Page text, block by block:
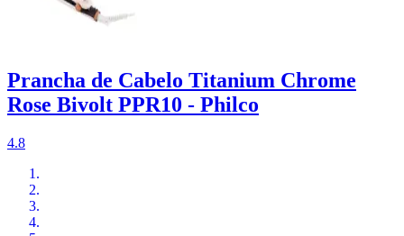
Prancha de Cabelo Titanium Chrome
Rose Bivolt PPR10 - Philco
4.8